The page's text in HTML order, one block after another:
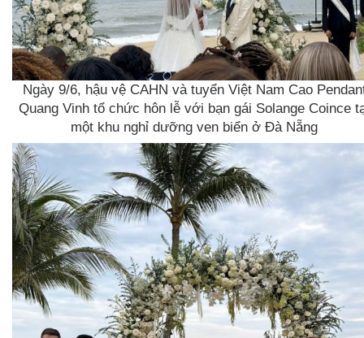
Ngày 9/6, hậu vệ CAHN và tuyển Việt Nam Cao
Quang Vinh tổ chức hôn lễ với bạn gái Solange Coince
một khu nghỉ dưỡng ven biển ở Đà Nẵng